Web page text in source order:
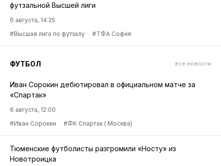
футзальной Высшей лиги
6 августа, 14:25
#Высшая лига по футзалу
#ТФА София
ФУТБОЛ все новости
Иван Сорокин дебютировал в официальном матче за
«Спартак»
6 августа, 12:00
#Иван Сорокин
#ФК Спартак ( Москва)
Тюменские футболисты разгромили «Носту» из
Новотроицка